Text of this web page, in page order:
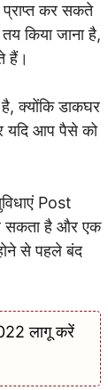
कर सकते
किया जाना है,
हैं।
क्योंकि डाकघर
यदि आप पैसे को
Post
सकता है और एक
से पहले बंद
लागू करें